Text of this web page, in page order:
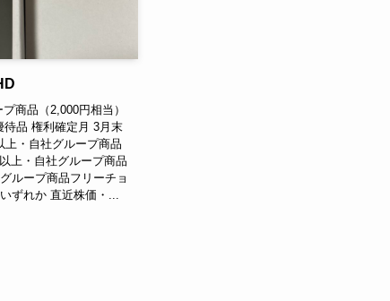
商品（2,000円相当）
待品 権利確定月 3月末
上・自社グループ商品
上・自社グループ商品
ループ商品フリーチョ
ずれか 直近株価・...